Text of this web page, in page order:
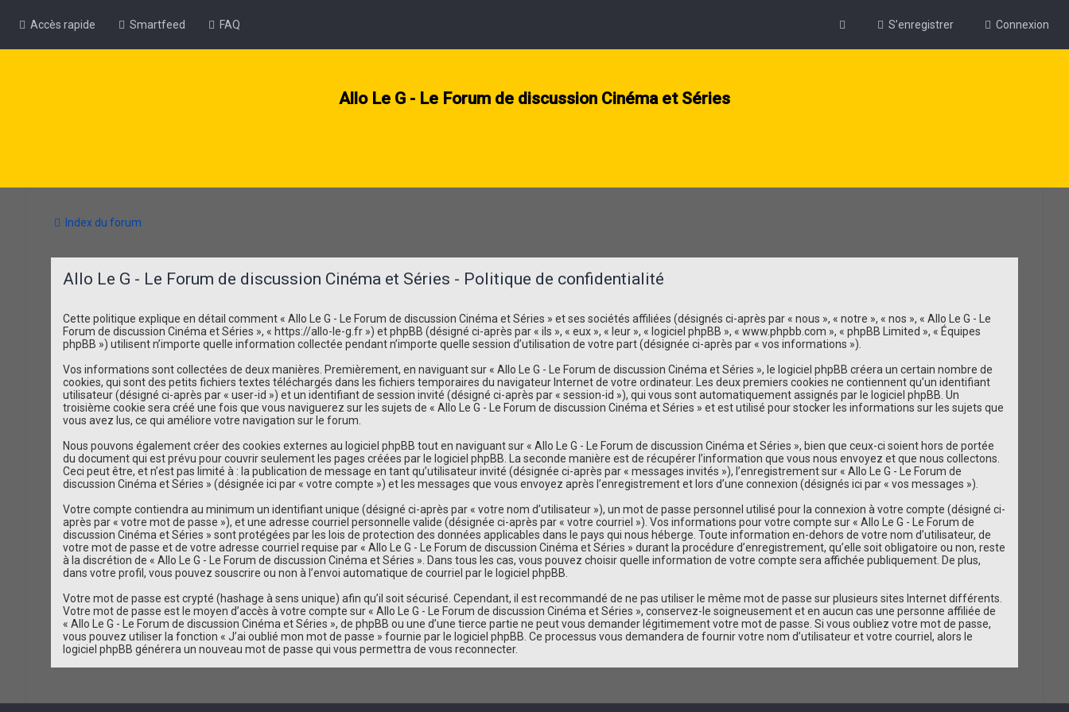
Accès rapide Smartfeed FAQ Connexion
S’enregistrer
Allo Le G - Le Forum de discussion Cinéma et Séries
Index du forum
Allo Le G - Le Forum de discussion Cinéma et Séries - Politique de confidentialité
Cette politique explique en détail comment « Allo Le G - Le Forum de discussion Cinéma et Séries » et ses sociétés affiliées (désignés ci-après par « nous », « notre », « nos », « Allo Le G - Le
Forum de discussion Cinéma et Séries », « https://allo-le-g.fr ») et phpBB (désigné ci-après par « ils », « eux », « leur », « logiciel phpBB », « www.phpbb.com », « phpBB Limited », « Équipes
phpBB ») utilisent n’importe quelle information collectée pendant n’importe quelle session d’utilisation de votre part (désignée ci-après par « vos informations »).
Vos informations sont collectées de deux manières. Premièrement, en naviguant sur « Allo Le G - Le Forum de discussion Cinéma et Séries », le logiciel phpBB créera un certain nombre de
cookies, qui sont des petits fichiers textes téléchargés dans les fichiers temporaires du navigateur Internet de votre ordinateur. Les deux premiers cookies ne contiennent qu’un identifiant
utilisateur (désigné ci-après par « user-id ») et un identifiant de session invité (désigné ci-après par « session-id »), qui vous sont automatiquement assignés par le logiciel phpBB. Un
troisième cookie sera créé une fois que vous naviguerez sur les sujets de « Allo Le G - Le Forum de discussion Cinéma et Séries » et est utilisé pour stocker les informations sur les sujets que
vous avez lus, ce qui améliore votre navigation sur le forum.
Nous pouvons également créer des cookies externes au logiciel phpBB tout en naviguant sur « Allo Le G - Le Forum de discussion Cinéma et Séries », bien que ceux-ci soient hors de portée
du document qui est prévu pour couvrir seulement les pages créées par le logiciel phpBB. La seconde manière est de récupérer l’information que vous nous envoyez et que nous collectons.
Ceci peut être, et n’est pas limité à : la publication de message en tant qu’utilisateur invité (désignée ci-après par « messages invités »), l’enregistrement sur « Allo Le G - Le Forum de
discussion Cinéma et Séries » (désignée ici par « votre compte ») et les messages que vous envoyez après l’enregistrement et lors d’une connexion (désignés ici par « vos messages »).
Votre compte contiendra au minimum un identifiant unique (désigné ci-après par « votre nom d’utilisateur »), un mot de passe personnel utilisé pour la connexion à votre compte (désigné ci-
après par « votre mot de passe »), et une adresse courriel personnelle valide (désignée ci-après par « votre courriel »). Vos informations pour votre compte sur « Allo Le G - Le Forum de
discussion Cinéma et Séries » sont protégées par les lois de protection des données applicables dans le pays qui nous héberge. Toute information en-dehors de votre nom d’utilisateur, de
votre mot de passe et de votre adresse courriel requise par « Allo Le G - Le Forum de discussion Cinéma et Séries » durant la procédure d’enregistrement, qu’elle soit obligatoire ou non, reste
à la discrétion de « Allo Le G - Le Forum de discussion Cinéma et Séries ». Dans tous les cas, vous pouvez choisir quelle information de votre compte sera affichée publiquement. De plus,
dans votre profil, vous pouvez souscrire ou non à l’envoi automatique de courriel par le logiciel phpBB.
Votre mot de passe est crypté (hashage à sens unique) afin qu’il soit sécurisé. Cependant, il est recommandé de ne pas utiliser le même mot de passe sur plusieurs sites Internet différents.
Votre mot de passe est le moyen d’accès à votre compte sur « Allo Le G - Le Forum de discussion Cinéma et Séries », conservez-le soigneusement et en aucun cas une personne affiliée de
« Allo Le G - Le Forum de discussion Cinéma et Séries », de phpBB ou une d’une tierce partie ne peut vous demander légitimement votre mot de passe. Si vous oubliez votre mot de passe,
vous pouvez utiliser la fonction « J’ai oublié mon mot de passe » fournie par le logiciel phpBB. Ce processus vous demandera de fournir votre nom d’utilisateur et votre courriel, alors le
logiciel phpBB générera un nouveau mot de passe qui vous permettra de vous reconnecter.